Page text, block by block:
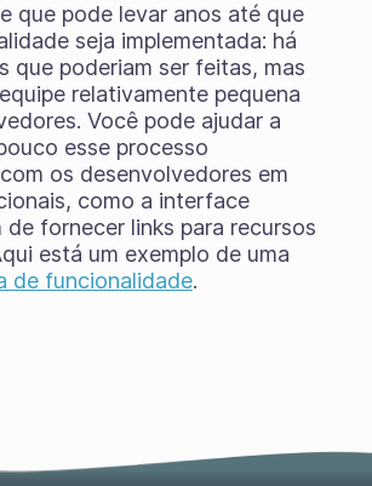
que pode levar anos até que
seja implementada: há
que poderiam ser feitas, mas
relativamente pequena
Você pode ajudar a
esse processo
os desenvolvedores em
como a interface
de fornecer links para recursos
está um exemplo de uma
de funcionalidade.